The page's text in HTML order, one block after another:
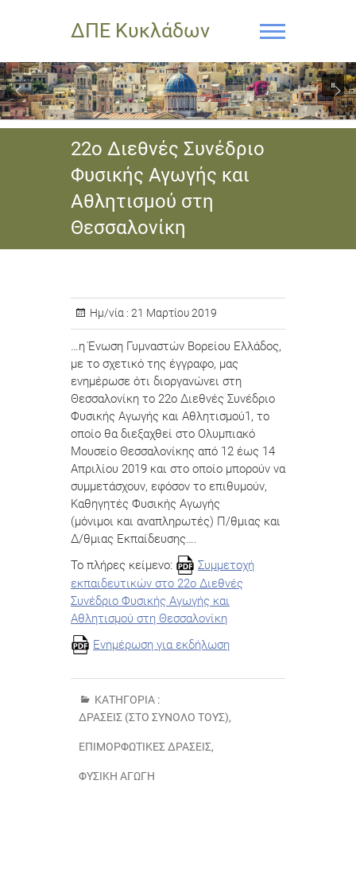
ΔΠΕ Κυκλάδων
22ο Διεθνές Συνέδριο
Φυσικής Αγωγής και
Αθλητισμού στη
Θεσσαλονίκη
Ημ/νία : 21 Μαρτίου 2019
…η Ένωση Γυμναστών Βορείου Ελλάδος,
με το σχετικό της έγγραφο, μας
ενημέρωσε ότι διοργανώνει στη
Θεσσαλονίκη το 22ο Διεθνές Συνέδριο
Φυσικής Αγωγής και Αθλητισμού1, το
οποίο θα διεξαχθεί στο Ολυμπιακό
Μουσείο Θεσσαλονίκης από 12 έως 14
Απριλίου 2019 και στο οποίο μπορούν να
συμμετάσχουν, εφόσον το επιθυμούν,
Καθηγητές Φυσικής Αγωγής
(μόνιμοι και αναπληρωτές) Π/θμιας και
Δ/θμιας Εκπαίδευσης….
Το πλήρες κείμενο:
Συμμετοχή
εκπαιδευτικών στο 22ο Διεθνές
Συνέδριο Φυσικής Αγωγής και
Αθλητισμού στη Θεσσαλονίκη
Ενημέρωση για εκδήλωση
ΚΑΤΗΓΟΡΊΑ :
ΔΡΆΣΕΙΣ (ΣΤΟ ΣΎΝΟΛΌ ΤΟΥΣ),
ΕΠΙΜΟΡΦΩΤΙΚΈΣ ΔΡΆΣΕΙΣ,
ΦΥΣΙΚΉ ΑΓΩΓΉ